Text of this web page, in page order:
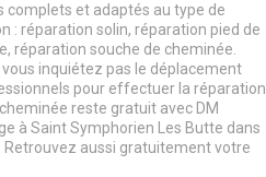
complets et adaptés au type de
: réparation solin, réparation pied de
réparation souche de cheminée.
vous inquiétez pas le déplacement
pour effectuer la réparation
reste gratuit avec DM
à Saint Symphorien Les Butte dans
Retrouvez aussi gratuitement votre